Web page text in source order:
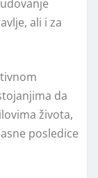
ali i za
da
života,
posledice